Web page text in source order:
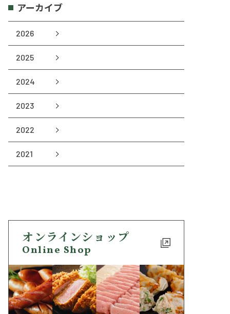
アーカイブ
2026
2025
2024
2023
2022
2021
オンラインショップ
Online Shop